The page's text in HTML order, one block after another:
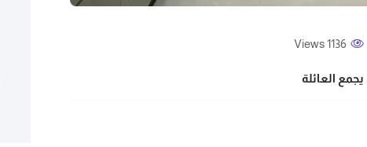
1136 Views
العائلة